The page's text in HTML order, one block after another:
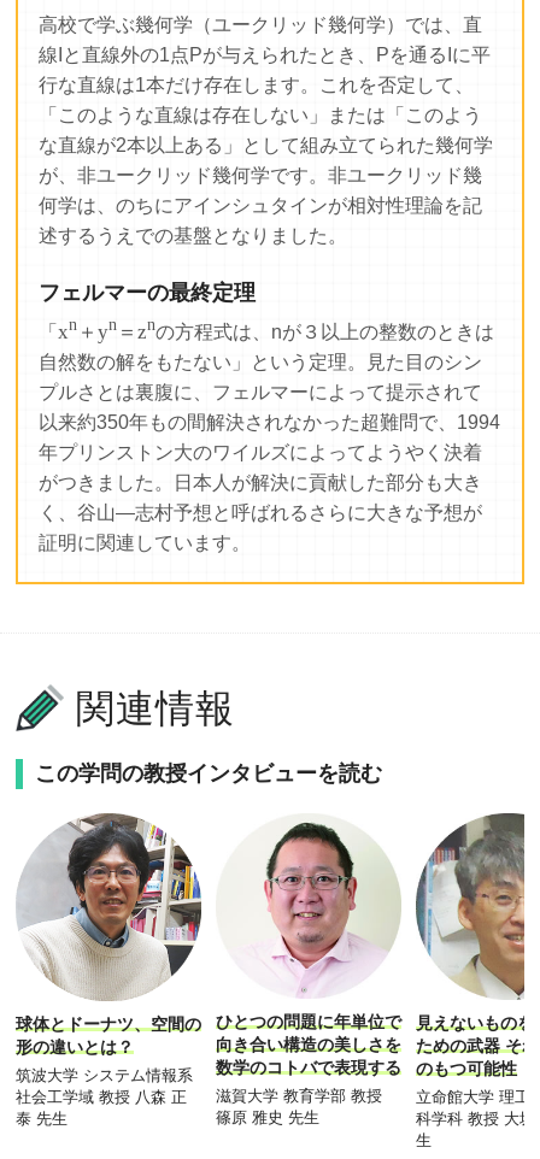
高校で学ぶ幾何学（ユークリッド幾何学）では、直
線Iと直線外の1点Pが与えられたとき、Pを通るIに平
行な直線は1本だけ存在します。これを否定して、
「このような直線は存在しない」または「このよう
な直線が2本以上ある」として組み立てられた幾何学
が、非ユークリッド幾何学です。非ユークリッド幾
何学は、のちにアインシュタインが相対性理論を記
述するうえでの基盤となりました。
フェルマーの最終定理
「xn ＋yn ＝znの方程式は、nが３以上の整数のときは
自然数の解をもたない」という定理。見た目のシン
プルさとは裏腹に、フェルマーによって提示されて
以来約350年もの間解決されなかった超難問で、1994
年プリンストン大のワイルズによってようやく決着
がつきました。日本人が解決に貢献した部分も大き
く、谷山—志村予想と呼ばれるさらに大きな予想が
証明に関連しています。
関連情報
この学問の教授インタビューを読む
球体とドーナツ、空間の
形の違いとは？
筑波大学 システム情報系
社会工学域 教授 八森 正
泰 先生
ひとつの問題に年単位で
向き合い構造の美しさを
数学のコトバで表現する
滋賀大学 教育学部 教授
篠原 雅史 先生
見えないものを
ための武器 そ
のもつ可能性
立命館大学 理工
科学科 教授 大坂
生